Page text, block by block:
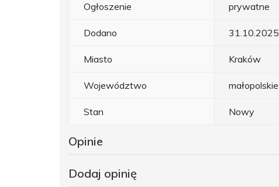
Ogłoszenie prywatne
Dodano 31.10.2025
Miasto Kraków
Województwo małopolskie
Stan Nowy
Opinie
Dodaj opinię